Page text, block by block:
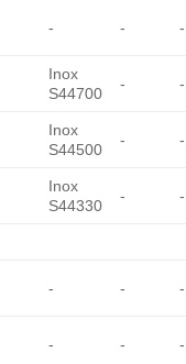
- - -
Inox
S44700
- -
Inox
S44500
- -
Inox
S44330
- -
- - -
- - -